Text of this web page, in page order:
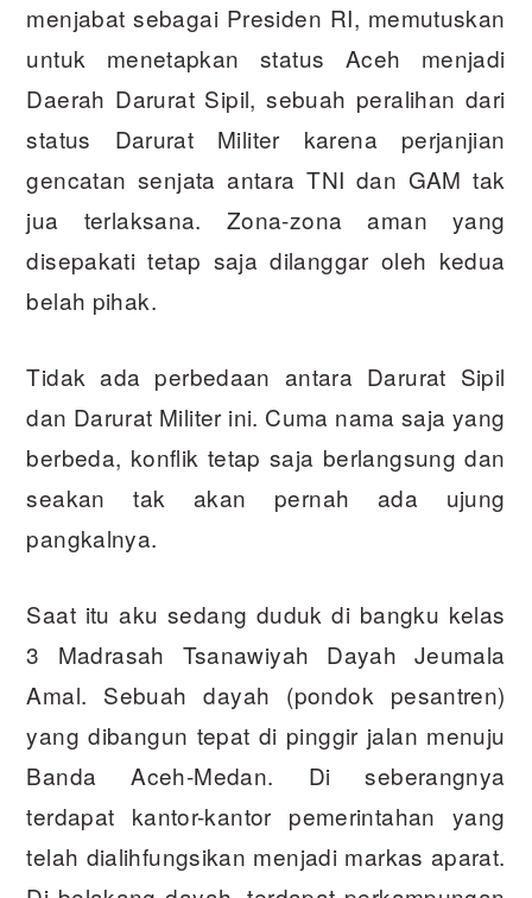
menjabat sebagai Presiden RI, memutuskan
untuk menetapkan status Aceh menjadi
Daerah Darurat Sipil, sebuah peralihan dari
status Darurat Militer karena perjanjian
gencatan senjata antara TNI dan GAM tak
jua terlaksana. Zona-zona aman yang
disepakati tetap saja dilanggar oleh kedua
belah pihak.
Tidak ada perbedaan antara Darurat Sipil
dan Darurat Militer ini. Cuma nama saja yang
berbeda, konflik tetap saja berlangsung dan
seakan tak akan pernah ada ujung
pangkalnya.
Saat itu aku sedang duduk di bangku kelas
3 Madrasah Tsanawiyah Dayah Jeumala
Amal. Sebuah dayah (pondok pesantren)
yang dibangun tepat di pinggir jalan menuju
Banda Aceh-Medan. Di seberangnya
terdapat kantor-kantor pemerintahan yang
telah dialihfungsikan menjadi markas aparat.